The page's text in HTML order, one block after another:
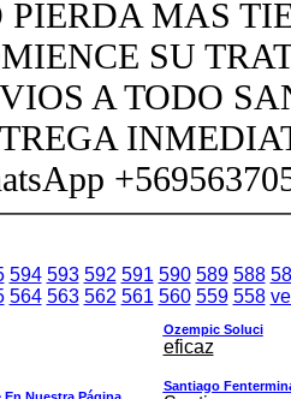
PIERDA MAS
SU
A TODO
594 593 592 591 590 589 588
564 563 562 561 560 559 558
Ozempic Soluci
eficaz
Santiago